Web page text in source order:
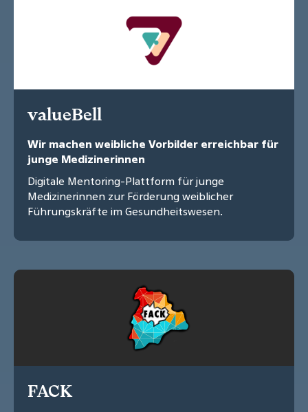
valueBell
Wir machen weibliche Vorbilder erreichbar für
junge Medizinerinnen
Digitale Mentoring-Plattform für junge
Medizinerinnen zur Förderung weiblicher
Führungskräfte im Gesundheitswesen.
FACK